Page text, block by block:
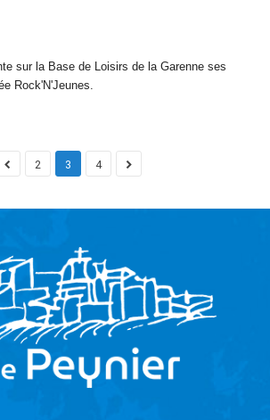
sur la Base de Loisirs de la Garenne ses
Rock'N'Jeunes.
2 3 4